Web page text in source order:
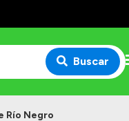
Buscar
Río Negro